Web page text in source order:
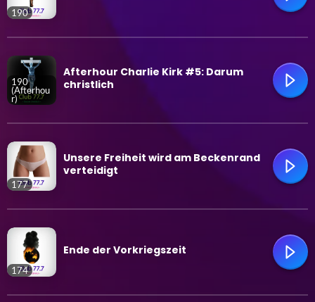
trending_flat
190
trending_flat
190
(Afterhou
r)
Afterhour Charlie Kirk #5: Darum
christlich
trending_flat
177
Unsere Freiheit wird am Beckenrand
verteidigt
174
Ende der Vorkriegszeit